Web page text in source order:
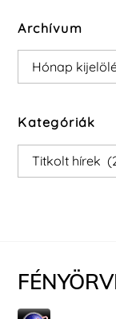
Archívum
Archívum
Kategóriák
Kategóriák